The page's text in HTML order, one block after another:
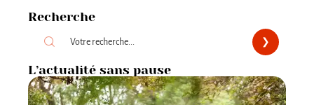
Recherche
L’actualité sans pause